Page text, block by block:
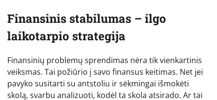
Finansinis stabilumas – ilgo
laikotarpio strategija
Finansinių problemų sprendimas nėra tik vienkartinis
veiksmas. Tai požiūrio į savo finansus keitimas. Net jei
pavyko susitarti su antstoliu ir sėkmingai išmokėti
skolą, svarbu analizuoti, kodėl ta skola atsirado. Ar tai